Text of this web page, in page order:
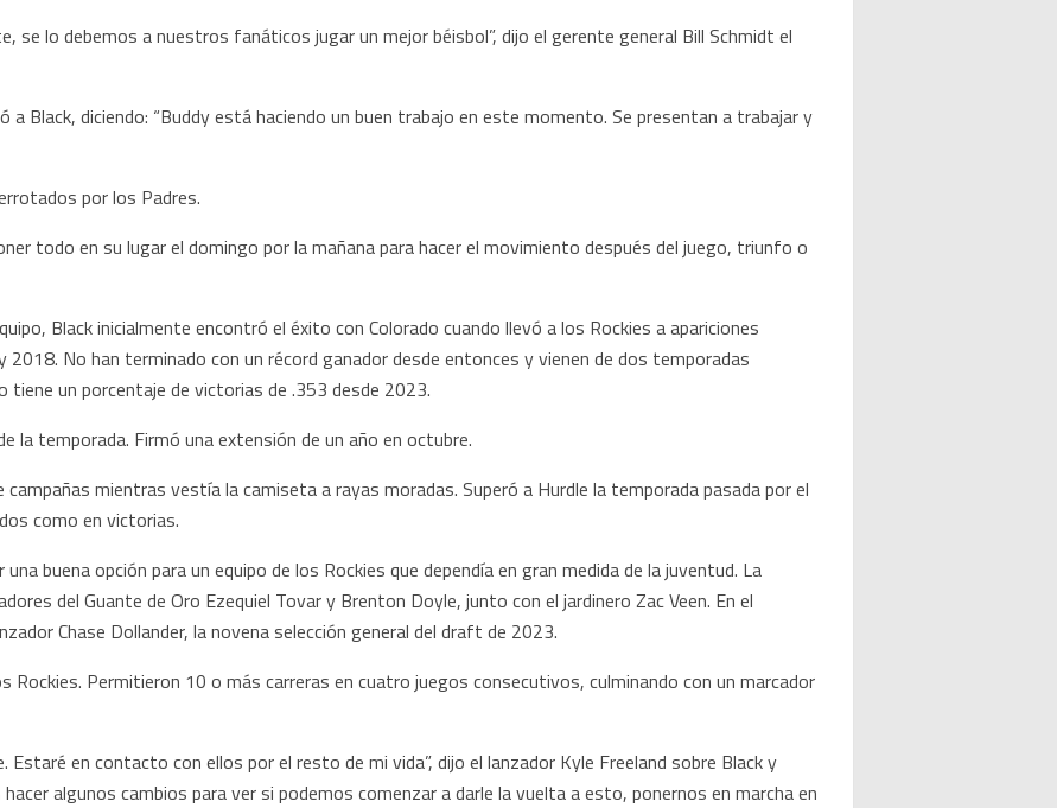
se lo debemos a nuestros fanáticos jugar un mejor béisbol”, dijo el gerente general Bill Schmidt el
a Black, diciendo: “Buddy está haciendo un buen trabajo en este momento. Se presentan a trabajar y
por los Padres.
todo en su lugar el domingo por la mañana para hacer el movimiento después del juego, triunfo o
Black inicialmente encontró el éxito con Colorado cuando llevó a los Rockies a apariciones
No han terminado con un récord ganador desde entonces y vienen de dos temporadas
un porcentaje de victorias de .353 desde 2023.
la temporada. Firmó una extensión de un año en octubre.
mientras vestía la camiseta a rayas moradas. Superó a Hurdle la temporada pasada por el
como en victorias.
buena opción para un equipo de los Rockies que dependía en gran medida de la juventud. La
del Guante de Oro Ezequiel Tovar y Brenton Doyle, junto con el jardinero Zac Veen. En el
Chase Dollander, la novena selección general del draft de 2023.
Rockies. Permitieron 10 o más carreras en cuatro juegos consecutivos, culminando con un marcador
en contacto con ellos por el resto de mi vida”, dijo el lanzador Kyle Freeland sobre Black y
algunos cambios para ver si podemos comenzar a darle la vuelta a esto, ponernos en marcha en